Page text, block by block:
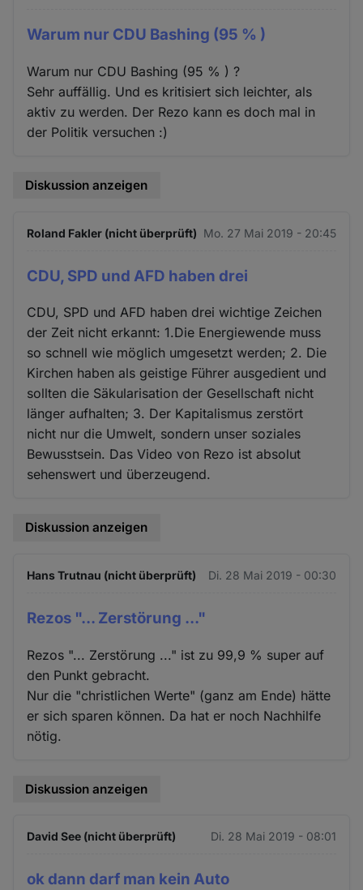
Warum nur CDU Bashing (95 % )
Warum nur CDU Bashing (95 % ) ?
Sehr auffällig. Und es kritisiert sich leichter, als
aktiv zu werden. Der Rezo kann es doch mal in
der Politik versuchen :)
Diskussion anzeigen
Roland Fakler (nicht überprüft) Mo. 27 Mai 2019 - 20:45
CDU, SPD und AFD haben drei
CDU, SPD und AFD haben drei wichtige Zeichen
der Zeit nicht erkannt: 1.Die Energiewende muss
so schnell wie möglich umgesetzt werden; 2. Die
Kirchen haben als geistige Führer ausgedient und
sollten die Säkularisation der Gesellschaft nicht
länger aufhalten; 3. Der Kapitalismus zerstört
nicht nur die Umwelt, sondern unser soziales
Bewusstsein. Das Video von Rezo ist absolut
sehenswert und überzeugend.
Diskussion anzeigen
Hans Trutnau (nicht überprüft) Di. 28 Mai 2019 - 00:30
Rezos "... Zerstörung ..."
Rezos "... Zerstörung ..." ist zu 99,9 % super auf
den Punkt gebracht.
Nur die "christlichen Werte" (ganz am Ende) hätte
er sich sparen können. Da hat er noch Nachhilfe
nötig.
Diskussion anzeigen
David See (nicht überprüft) Di. 28 Mai 2019 - 08:01
ok dann darf man kein Auto